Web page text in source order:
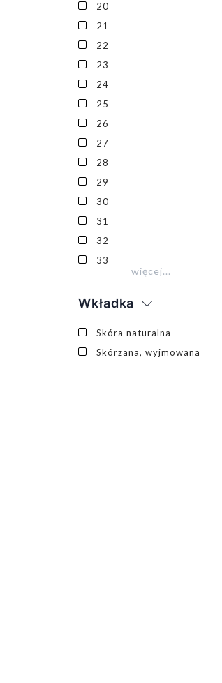
20
21
22
23
24
25
26
27
28
29
30
31
32
33
więcej...
Wkładka
Skóra naturalna
Skórzana, wyjmowana